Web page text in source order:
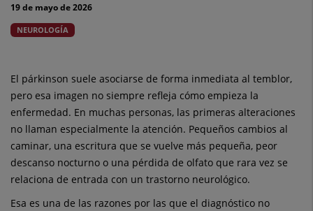
que
veces
pasan
desapercibidas
19 de mayo de 2026
NEUROLOGÍA
El párkinson suele asociarse de forma inmediata al temblor,
pero esa imagen no siempre refleja cómo empieza la
enfermedad. En muchas personas, las primeras alteraciones
no llaman especialmente la atención. Pequeños cambios al
caminar, una escritura que se vuelve más pequeña, peor
descanso nocturno o una pérdida de olfato que rara vez se
relaciona de entrada con un trastorno neurológico.
Esa es una de las razones por las que el diagnóstico no